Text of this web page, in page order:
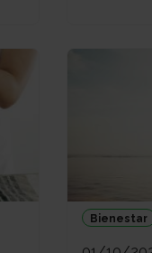
Bienestar